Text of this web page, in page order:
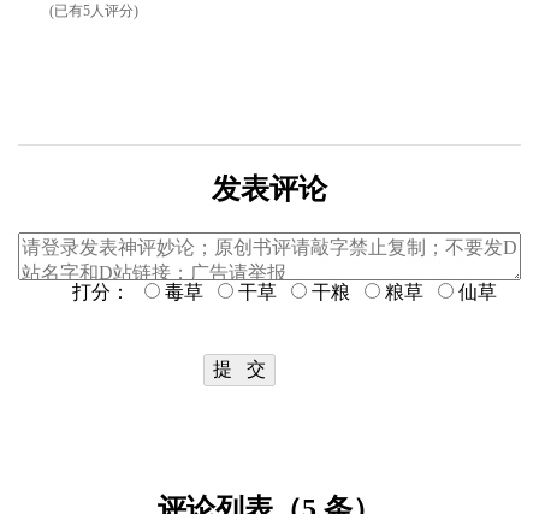
(已有5人评分)
发表评论
打分： 毒草 干草 干粮 粮草 仙草